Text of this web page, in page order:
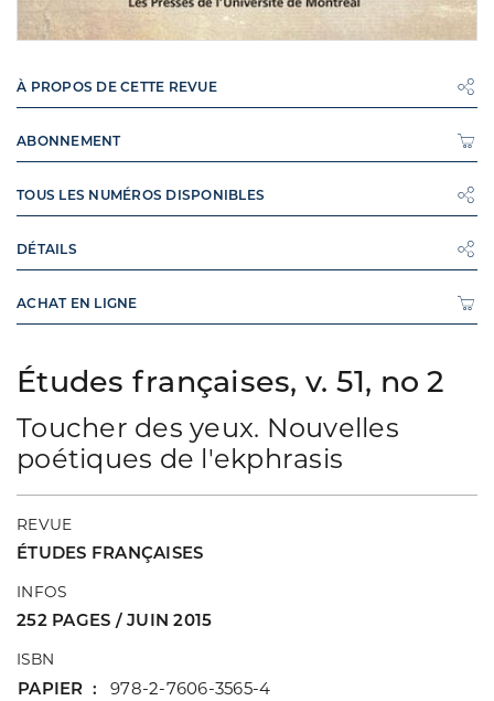
Études françaises, v. 51, no 2
Toucher des yeux. Nouvelles
poétiques de l'ekphrasis
REVUE
ÉTUDES FRANÇAISES
INFOS
252 PAGES / JUIN 2015
ISBN
PAPIER 978-2-7606-3565-4
À PROPOS DE CETTE REVUE
ABONNEMENT
TOUS LES NUMÉROS DISPONIBLES
DÉTAILS
ACHAT EN LIGNE